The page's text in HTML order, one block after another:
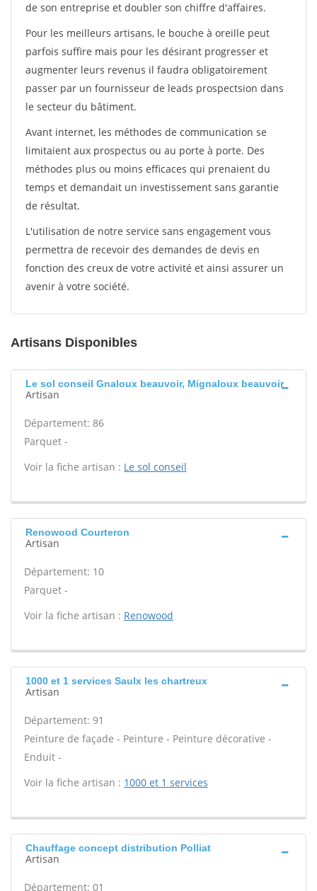
de son entreprise et doubler son chiffre d'affaires.
Pour les meilleurs artisans, le bouche à oreille peut
parfois suffire mais pour les désirant progresser et
augmenter leurs revenus il faudra obligatoirement
passer par un fournisseur de leads prospectsion dans
le secteur du bâtiment.
Avant internet, les méthodes de communication se
limitaient aux prospectus ou au porte à porte. Des
méthodes plus ou moins efficaces qui prenaient du
temps et demandait un investissement sans garantie
de résultat.
L'utilisation de notre service sans engagement vous
permettra de recevoir des demandes de devis en
fonction des creux de votre activité et ainsi assurer un
avenir à votre société.
Artisans Disponibles
Le sol conseil Gnaloux beauvoir, Mignaloux beauvoir
Artisan
Département: 86
Parquet -
Voir la fiche artisan : Le sol conseil
Renowood Courteron
Artisan
Département: 10
Parquet -
Voir la fiche artisan : Renowood
1000 et 1 services Saulx les chartreux
Artisan
Département: 91
Peinture de façade - Peinture - Peinture décorative -
Enduit -
Voir la fiche artisan : 1000 et 1 services
Chauffage concept distribution Polliat
Artisan
Département: 01